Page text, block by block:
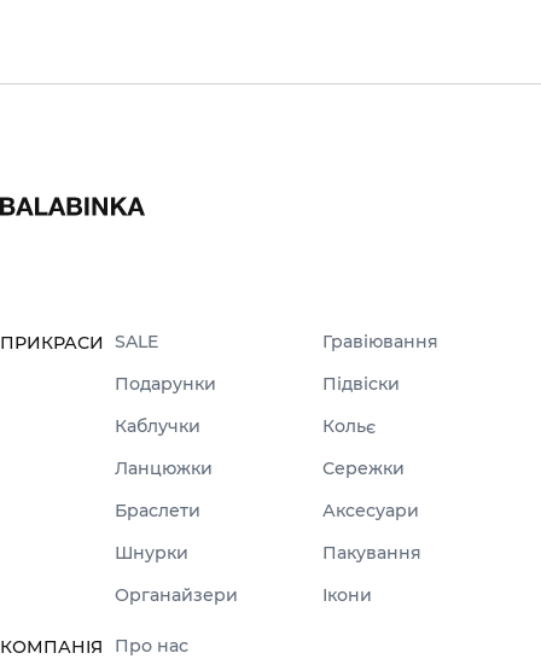
ПРИКРАСИ SALE
Гравіювання
Подарунки
Підвіски
Каблучки
Кольє
Ланцюжки
Сережки
Браслети
Аксесуари
Шнурки
Пакування
Органайзери
Ікони
КОМПАНІЯ Про нас